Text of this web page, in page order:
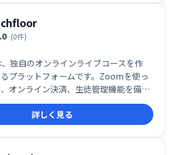
(0件)
独自のオンラインライブコースを作
プラットフォームです。Zoomを使っ
オンライン決済、生徒管理機能を備
ンライン講座を始められます。ブランド
ス展開で、生徒獲得とビジネス拡大を
。
詳しく見る